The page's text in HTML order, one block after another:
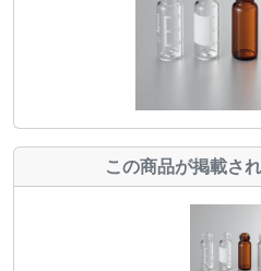
この商品が掲載さ